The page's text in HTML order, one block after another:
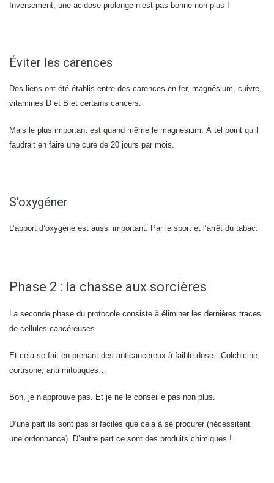
Inversement, une acidose prolonge n’est pas bonne non plus !
Éviter les carences
Des liens ont été établis entre des carences en fer, magnésium, cuivre,
vitamines D et B et certains cancers.
Mais le plus important est quand même le magnésium. À tel point qu’il
faudrait en faire une cure de 20 jours par mois.
S’oxygéner
L’apport d’oxygène est aussi important. Par le sport et l’arrêt du tabac.
Phase 2 : la chasse aux sorcières
La seconde phase du protocole consiste à éliminer les dernières traces
de cellules cancéreuses.
Et cela se fait en prenant des anticancéreux à faible dose : Colchicine,
cortisone, anti mitotiques…
Bon, je n’approuve pas. Et je ne le conseille pas non plus.
D’une part ils sont pas si faciles que cela à se procurer (nécessitent
une ordonnance). D’autre part ce sont des produits chimiques !